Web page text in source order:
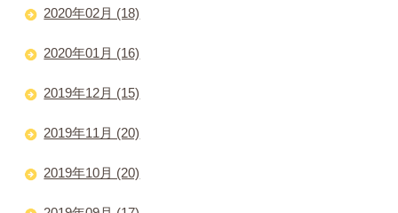
2020年02月 (18)
2020年01月 (16)
2019年12月 (15)
2019年11月 (20)
2019年10月 (20)